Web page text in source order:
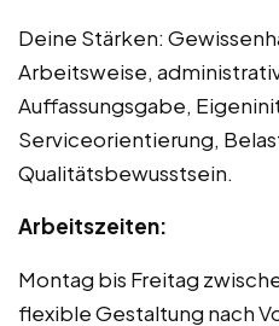
Deine Stärken:
Arbeitsweise,
Auffassungsgabe,
Serviceorientierung,
Qualitätsbewusstsein.
Arbeitszeiten:
Montag bis Freitag
flexible Gestaltung nach